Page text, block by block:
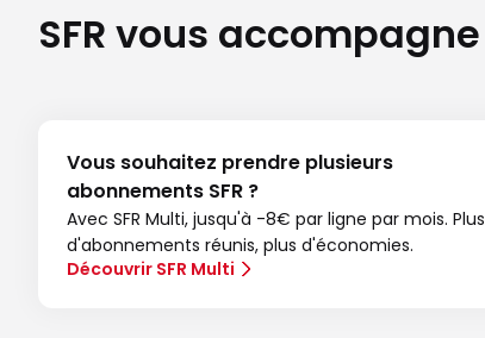
SFR vous accompagne
Vous souhaitez prendre plusieurs
abonnements SFR ?
Avec SFR Multi, jusqu'à -8€ par ligne par mois. Plus
d'abonnements réunis, plus d'économies.
Découvrir SFR Multi